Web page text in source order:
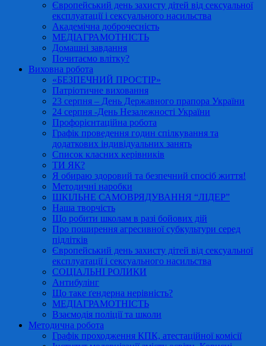
Європейський день захисту дітей від сексуальної
експлуатації і сексуального насильства
Академічна доброчесність
МЕДІАГРАМОТНІСТЬ
Домашні завдання
Почитаємо влітку?
Виховна робота
«БЕЗПЕЧНИЙ ПРОСТІР»
Патріотичне виховання
23 серпня – День Державного прапора України
24 серпня -День Незалежності України
Профорієнтаційна робота
Графік проведення годин спілкування та
додаткових індивідуальних занять
Список класних керівників
ТИ ЯК?
Я обираю здоровий та безпечний спосіб життя!
Методичні наробки
ШКІЛЬНЕ САМОВРЯДУВАННЯ “ЛІДЕР”
Наша творчість
Що робити школам в разі бойових дій
Про поширення агресивної субкультури серед
підлітків
Європейський день захисту дітей від сексуальної
експлуатації і сексуального насильства
СОЦІАЛЬНІ РОЛИКИ
Антибулінг
Що таке ґендерна нерівність?
МЕДІАГРАМОТНІСТЬ
Взаємодія поліції та школи
Методична робота
Графік проходження КПК, атестаційної комісії